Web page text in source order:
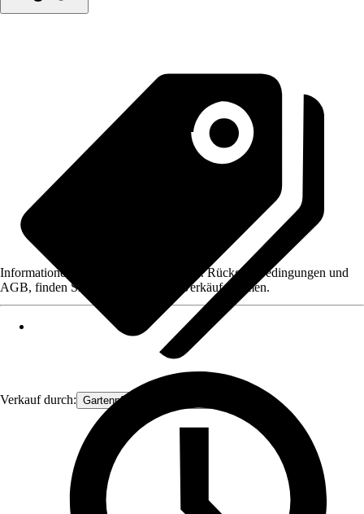
Verkauf durch: Gartenpflanzen Ammerland
Informationen des Verkäufers, wie z. B. Rückgabebedingungen und
AGB, finden Sie bei Klick auf den Verkäufernamen.